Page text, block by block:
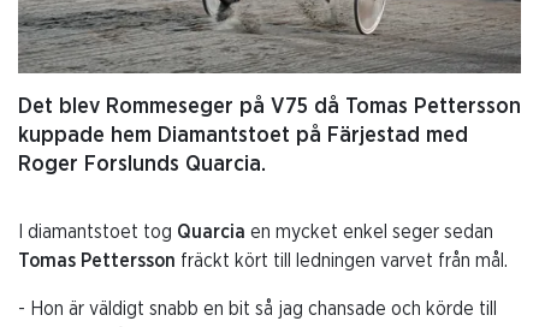
Det blev Rommeseger på V75 då Tomas Pettersson
kuppade hem Diamantstoet på Färjestad med
Roger Forslunds Quarcia.
I diamantstoet tog Quarcia en mycket enkel seger sedan
Tomas Pettersson fräckt kört till ledningen varvet från mål.
- Hon är väldigt snabb en bit så jag chansade och körde till